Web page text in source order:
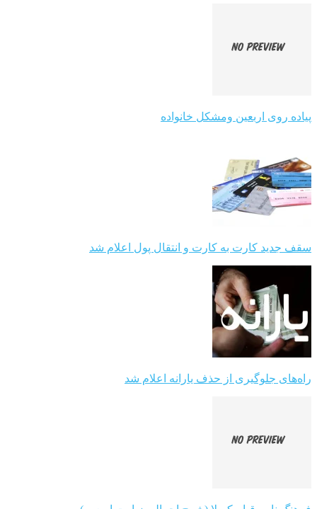
پیاده روی اربعین ومشکل خانواده
سقف جدید کارت به کارت و انتقال پول اعلام شد
راه‌های جلوگیری از حذف یارانه اعلام شد